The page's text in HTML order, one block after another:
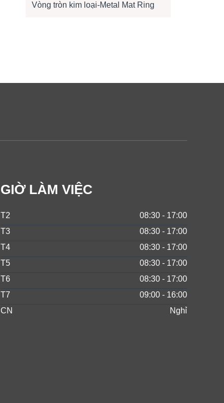
Vòng tròn kim loại-Metal Mat Ring
GIỜ LÀM VIỆC
T2
08:30 - 17:00
T3
08:30 - 17:00
T4
08:30 - 17:00
T5
08:30 - 17:00
T6
08:30 - 17:00
T7
09:00 - 16:00
CN
Nghỉ